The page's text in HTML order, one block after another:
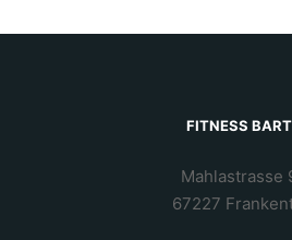
FITNESS
Mahlastrasse
67227